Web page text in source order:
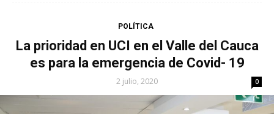
POLÍTICA
La prioridad en UCI en el Valle del Cauca
es para la emergencia de Covid- 19
2 julio, 2020 0